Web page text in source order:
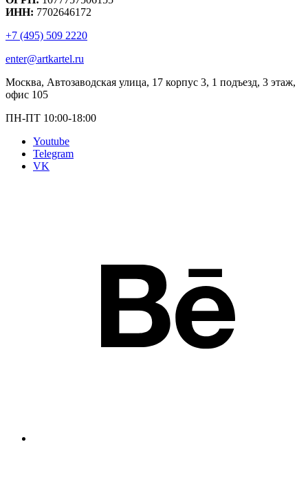
ИНН: 7702646172
+7 (495) 509 2220
enter@artkartel.ru
Москва, Автозаводская улица, 17 корпус 3, 1 подъезд, 3 этаж,
офис 105
ПН-ПТ 10:00-18:00
Youtube
Telegram
VK